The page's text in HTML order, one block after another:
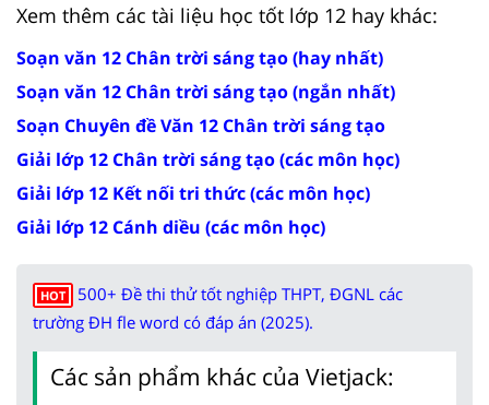
Xem thêm các tài liệu học tốt lớp 12 hay khác:
Soạn văn 12 Chân trời sáng tạo (hay nhất)
Soạn văn 12 Chân trời sáng tạo (ngắn nhất)
Soạn Chuyên đề Văn 12 Chân trời sáng tạo
Giải lớp 12 Chân trời sáng tạo (các môn học)
Giải lớp 12 Kết nối tri thức (các môn học)
Giải lớp 12 Cánh diều (các môn học)
HOT
500+ Đề thi thử tốt nghiệp THPT, ĐGNL các
trường ĐH fle word có đáp án (2025).
Các sản phẩm khác của Vietjack: